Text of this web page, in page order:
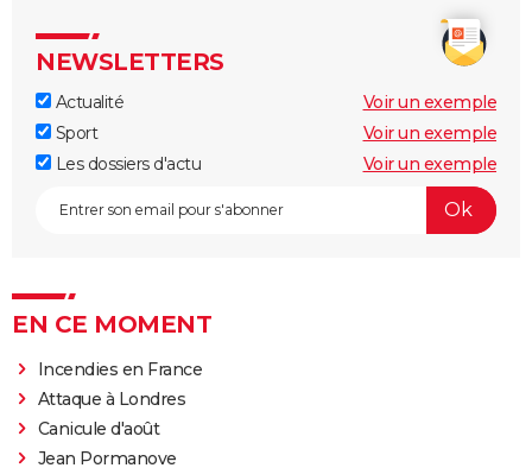
NEWSLETTERS
Actualité
Voir un exemple
Sport
Voir un exemple
Les dossiers d'actu
Voir un exemple
EN CE MOMENT
Incendies en France
Attaque à Londres
Canicule d'août
Jean Pormanove